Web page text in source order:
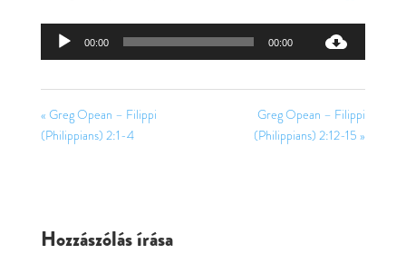
Audió
00:00 00:00
« Greg Opean – Filippi
(Philippians) 2:1-4
Greg Opean – Filippi
(Philippians) 2:12-15 »
Hozzászólás írása